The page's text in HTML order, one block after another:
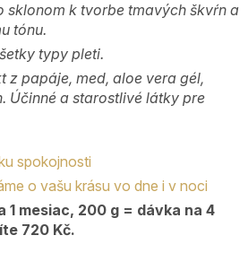
sklonom k tvorbe tmavých škvŕn a
tónu.
typy pleti.
z papáje, med, aloe vera gél,
Účinné a starostlivé látky pre
spokojnosti
o vašu krásu vo dne i v noci
1 mesiac, 200 g = dávka na 4
720 Kč.